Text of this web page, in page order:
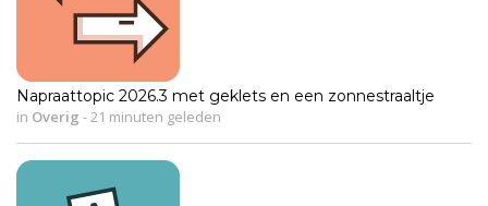
Napraattopic 2026.3 met geklets en een zonnestraaltje
in Overig -21 minuten geleden